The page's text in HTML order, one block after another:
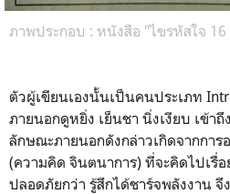
ภาพประกอบ : หนังสือ "ไขรหัสใจ 16
ตัวผู้เขียนเองนั้นเป็นคนประเภท
ภายนอกดูหยิ่ง เย็นชา นิ่งเงียบ เข้า
ลักษณะภายนอกดังกล่าวเกิดจากการ
(ความคิด จินตนาการ) ที่จะคิดไปเรื่อ
ปลอดภัยกว่า รู้สึกได้ชาร์จพลังงาน จึ